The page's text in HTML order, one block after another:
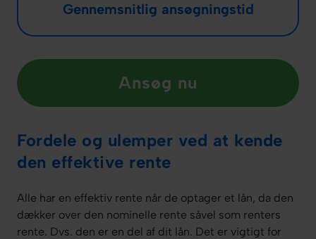
Gennemsnitlig ansøgningstid
Ansøg nu
Fordele og ulemper ved at kende
den effektive rente
Alle har en effektiv rente når de optager et lån, da den
dækker over den nominelle rente såvel som renters
rente. Dvs. den er en del af dit lån. Det er vigtigt for